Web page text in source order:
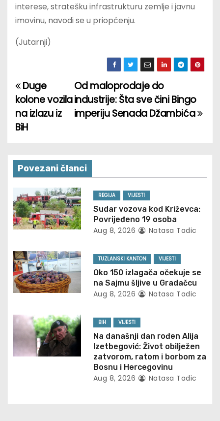
interese, stratešku infrastrukturu zemlje i javnu
imovinu, navodi se u priopćenju.
(Jutarnji)
P
o
s
n
a
v
i
g
a
t
i
o
n
Od maloprodaje do
industrije: Šta sve čini Bingo
imperiju Senada Džambića
Duge
kolone vozila
na izlazu iz
BiH
Povezani članci
REGIJA VIJESTI
Sudar vozova kod Križevca:
Povrijeđeno 19 osoba
Aug 8, 2026 Natasa Tadic
TUZLANSKI KANTON VIJESTI
Oko 150 izlagača očekuje se
na Sajmu šljive u Gradačcu
Aug 8, 2026 Natasa Tadic
BIH VIJESTI
Na današnji dan rođen Alija
Izetbegović: Život obilježen
zatvorom, ratom i borbom za
Bosnu i Hercegovinu
Aug 8, 2026 Natasa Tadic